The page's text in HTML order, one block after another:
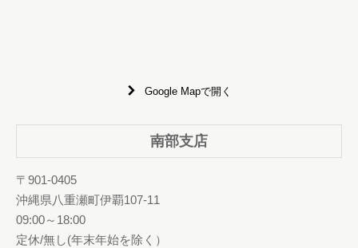
Google Mapで開く
南部支店
〒901-0405
沖縄県八重瀬町伊覇107-11
09:00～18:00
定休/無し(年末年始を除く）